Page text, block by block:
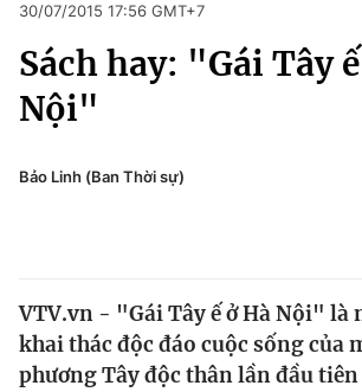
Chuyên mục
Chính trị
Thế giới
Pháp luật
Kinh tế
Thể thao
Truyền hình
Y tế
30/07/2015 17:56 GMT+7
Sách hay: "Gái Tây
Nội"
Bảo Linh (Ban Thời sự)
VTV.vn - "Gái Tây ế ở Hà Nội" là
khai thác độc đáo cuộc sống của
phương Tây độc thân lần đầu